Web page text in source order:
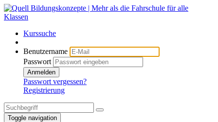
Kurssuche
Benutzername
Passwort
Anmelden
Passwort vergessen?
Registrierung
Toggle navigation